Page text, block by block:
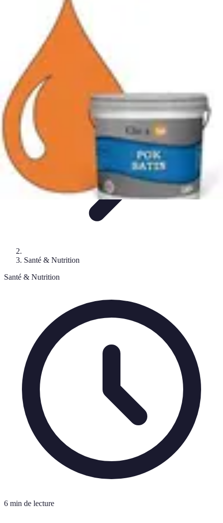
Citrouilles et Fantômes
Décorations HalloweenCuisine et Santé
CultureDIY & Décoration
Citrouilles et Fantômes
Santé & Nutrition
Santé & Nutrition
6 min de lecture